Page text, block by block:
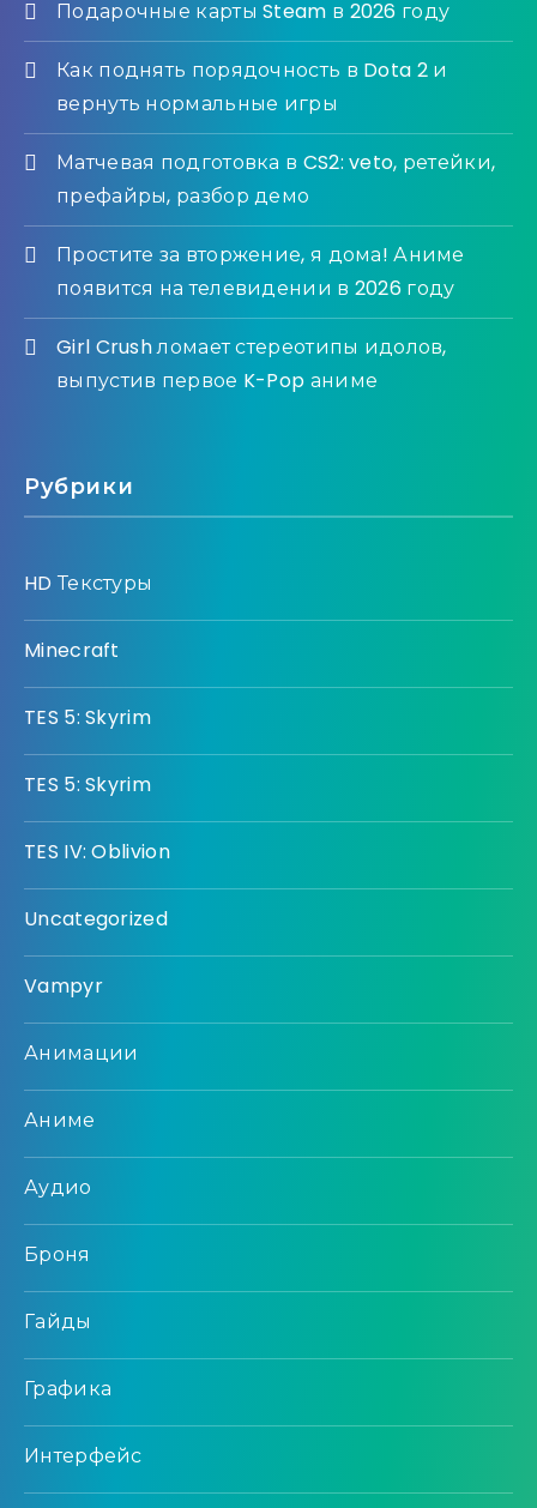
Подарочные карты Steam в 2026 году
Как поднять порядочность в Dota 2 и
вернуть нормальные игры
Матчевая подготовка в CS2: veto, ретейки,
префайры, разбор демо
Простите за вторжение, я дома! Аниме
появится на телевидении в 2026 году
Girl Crush ломает стереотипы идолов,
выпустив первое K-Pop аниме
Рубрики
HD Текстуры
Minecraft
TES 5: Skyrim
TES 5: Skyrim
TES IV: Oblivion
Uncategorized
Vampyr
Анимации
Аниме
Аудио
Броня
Гайды
Графика
Интерфейс